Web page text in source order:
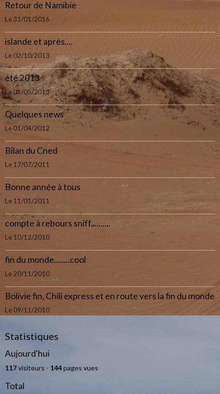
Retour de Namibie
Le 31/01/2016
islande et après....
Le 02/10/2013
été 2013
Le 01/05/2013
Quelques news
Le 01/04/2012
Bilan du Cned
Le 17/07/2011
Bonne année à tous
Le 11/01/2011
compte à rebours sniff..........
Le 10/12/2010
fin du monde........cool
Le 20/11/2010
Bolivie fin, Chili express et en route vers la fin du monde
Le 09/11/2010
Statistiques
Aujourd'hui
117visiteurs - 144pages vues
Total